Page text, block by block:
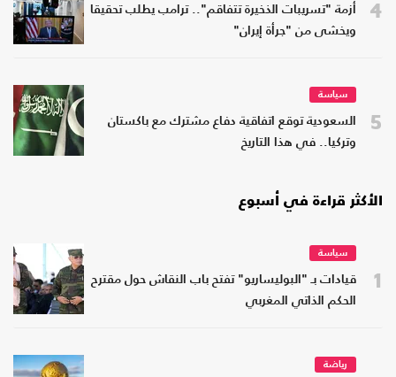
4
أزمة "تسريبات الذخيرة تتفاقم".. ترامب يطلب تحقيقا
ويخشى من "جرأة إيران"
5
سياسة
السعودية توقع اتفاقية دفاع مشترك مع باكستان
وتركيا.. في هذا التاريخ
الأكثر قراءة في أسبوع
1
سياسة
قيادات بـ "البوليساريو" تفتح باب النقاش حول مقترح
الحكم الذاتي المغربي
رياضة